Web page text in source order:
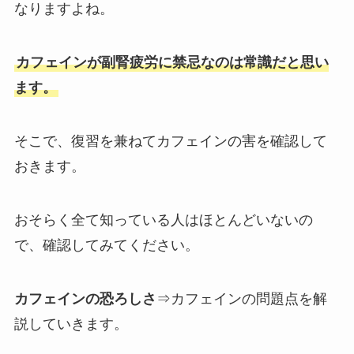
なりますよね。
カフェインが副腎疲労に禁忌なのは常識だと思い
ます。
そこで、復習を兼ねてカフェインの害を確認して
おきます。
おそらく全て知っている人はほとんどいないの
で、確認してみてください。
カフェインの恐ろしさ ⇒カフェインの問題点を解
説していきます。